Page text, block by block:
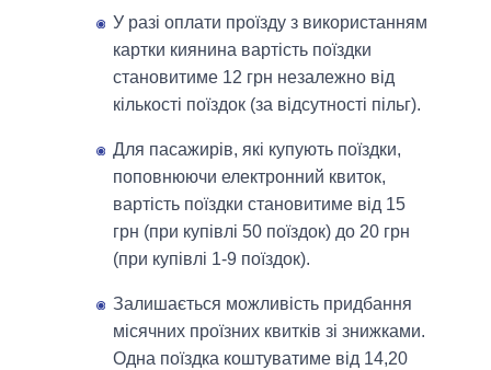
У разі оплати проїзду з використанням
картки киянина вартість поїздки
становитиме 12 грн незалежно від
кількості поїздок (за відсутності пільг).
Для пасажирів, які купують поїздки,
поповнюючи електронний квиток,
вартість поїздки становитиме від 15
грн (при купівлі 50 поїздок) до 20 грн
(при купівлі 1-9 поїздок).
Залишається можливість придбання
місячних проїзних квитків зі знижками.
Одна поїздка коштуватиме від 14,20